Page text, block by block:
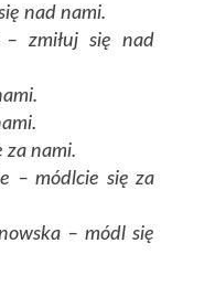
nad nami.
– zmiłuj się nad
za nami.
– módlcie się za
– módl się